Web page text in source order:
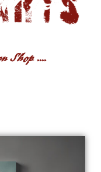
Shop ....